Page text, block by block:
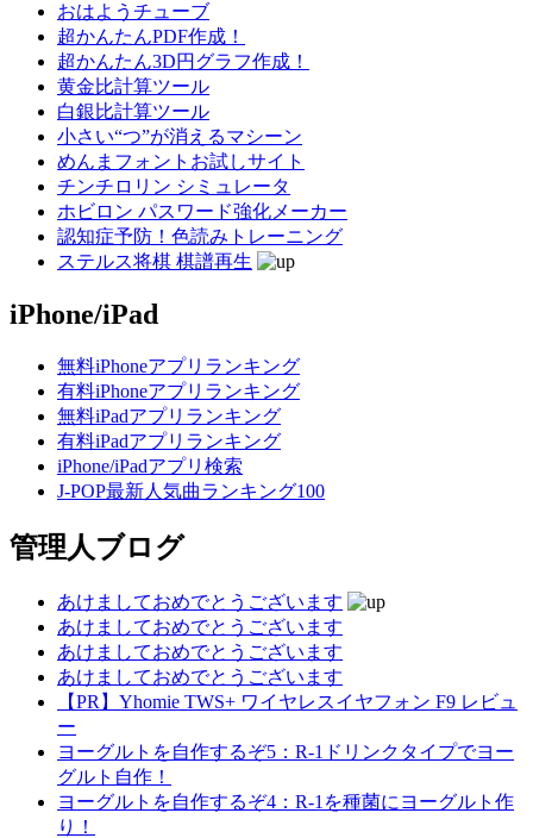
おはようチューブ
超かんたんPDF作成！
超かんたん3D円グラフ作成！
黄金比計算ツール
白銀比計算ツール
小さい“つ”が消えるマシーン
めんまフォントお試しサイト
チンチロリン シミュレータ
ホビロン パスワード強化メーカー
認知症予防！色読みトレーニング
ステルス将棋 棋譜再生
iPhone/iPad
無料iPhoneアプリランキング
有料iPhoneアプリランキング
無料iPadアプリランキング
有料iPadアプリランキング
iPhone/iPadアプリ検索
J-POP最新人気曲ランキング100
管理人ブログ
あけましておめでとうございます
あけましておめでとうございます
あけましておめでとうございます
あけましておめでとうございます
【PR】Yhomie TWS+ ワイヤレスイヤフォン F9 レビュ
ー
ヨーグルトを自作するぞ5：R-1ドリンクタイプでヨー
グルト自作！
ヨーグルトを自作するぞ4：R-1を種菌にヨーグルト作
り！